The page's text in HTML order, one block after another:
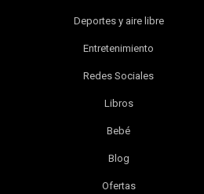
Deportes y aire libre
Entretenimiento
Redes Sociales
Libros
Bebé
Blog
Ofertas